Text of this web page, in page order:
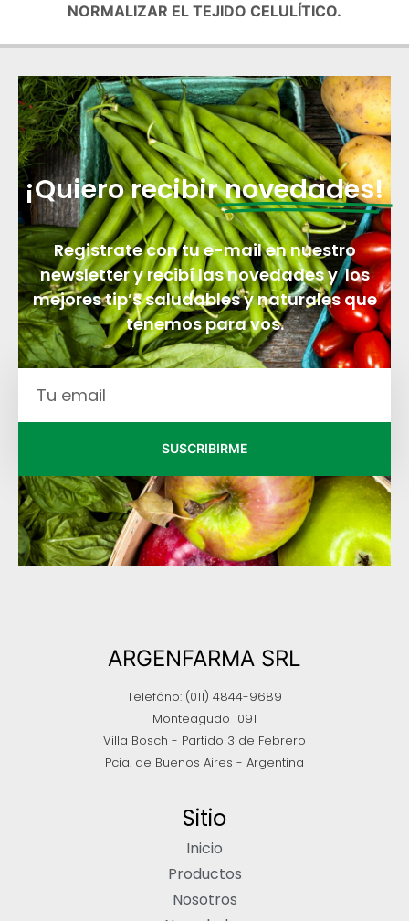
NORMALIZAR EL TEJIDO CELULÍTICO.
¡Quiero recibirnovedades!
Registrate con tu e-mail en nuestro
newsletter y recibí las novedades y los
mejores tip’s saludables y naturales que
tenemos para vos.
SUSCRIBIRME
ARGENFARMA SRL
Telefóno: (011) 4844-9689
Monteagudo 1091
Villa Bosch - Partido 3 de Febrero
Pcia. de Buenos Aires - Argentina
Sitio
Inicio
Productos
Nosotros